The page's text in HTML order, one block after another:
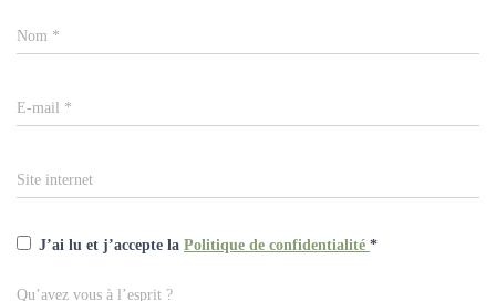
Nom *
E-mail *
Site internet
J’ai lu et j’accepte la Politique de confidentialité *
Qu’avez vous à l’esprit ?